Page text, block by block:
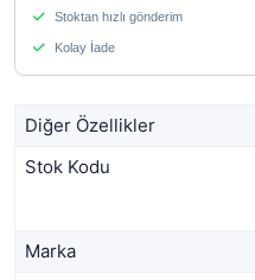
Stoktan hızlı gönderim
Kolay İade
Diğer Özellikler
Stok Kodu
Marka